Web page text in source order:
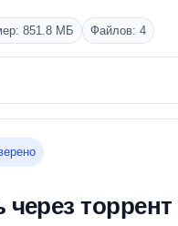
851.8 МБ Файлов: 4
через торрент